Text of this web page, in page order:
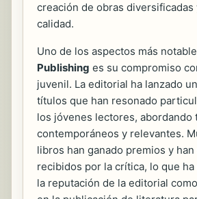
creación de obras diversificadas
calidad.
Uno de los aspectos más
Publishing es su compromiso
juvenil. La editorial ha lanzado
títulos que han resonado
los jóvenes lectores, abordando
contemporáneos y relevantes.
libros han ganado premios y
recibidos por la crítica, lo que
la reputación de la editorial